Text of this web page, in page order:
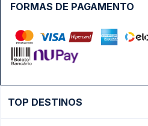
FORMAS DE PAGAMENTO
TOP DESTINOS